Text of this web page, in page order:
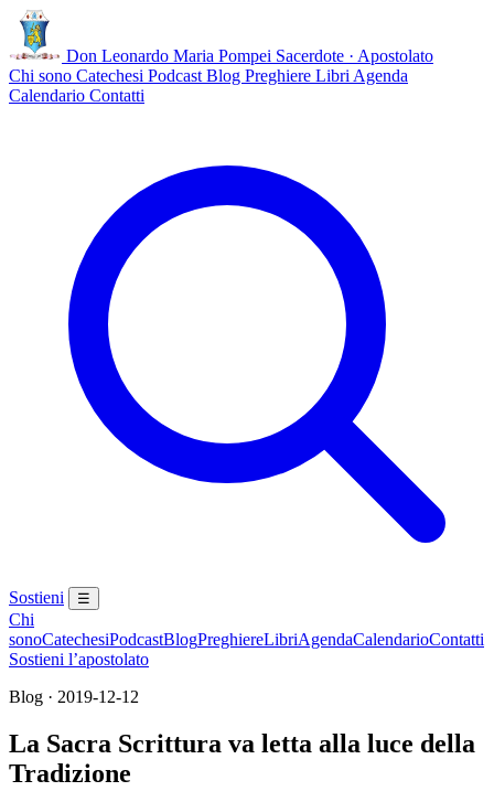
Don Leonardo Maria Pompei Sacerdote · Apostolato
Chi sono Catechesi Podcast Blog Preghiere Libri Agenda
Calendario Contatti
Sostieni ☰
Chi
sonoCatechesiPodcastBlogPreghiereLibriAgendaCalendarioContatti
Sostieni l’apostolato
Blog · 2019-12-12
La Sacra Scrittura va letta alla luce della
Tradizione